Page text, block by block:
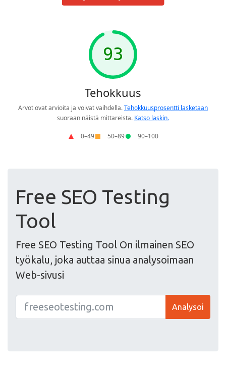
Free SEO Testing
Tool
Free SEO Testing Tool On ilmainen SEO
työkalu, joka auttaa sinua analysoimaan
Web-sivusi
Analysoi